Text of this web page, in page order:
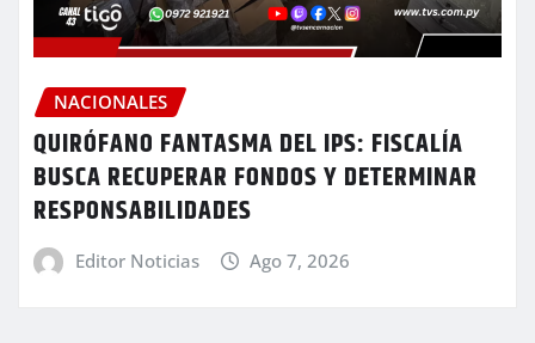
NACIONALES
QUIRÓFANO FANTASMA DEL IPS: FISCALÍA
BUSCA RECUPERAR FONDOS Y DETERMINAR
RESPONSABILIDADES
Editor Noticias Ago 7, 2026